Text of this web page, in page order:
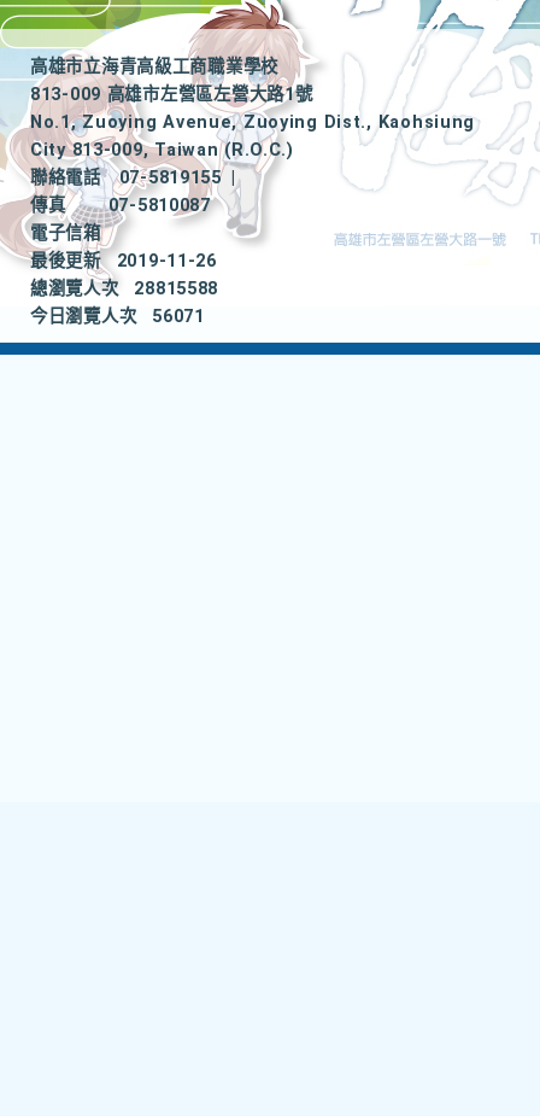
高雄市立海青高級工商職業學校
813-009 高雄市左營區左營大路1號
No.1, Zuoying Avenue, Zuoying Dist., Kaohsiung
City 813-009, Taiwan (R.O.C.)
聯絡電話
07-5819155
|
傳真
07-5810087
電子信箱
最後更新
2019-11-26
總瀏覽人次
28815588
今日瀏覽人次
56071